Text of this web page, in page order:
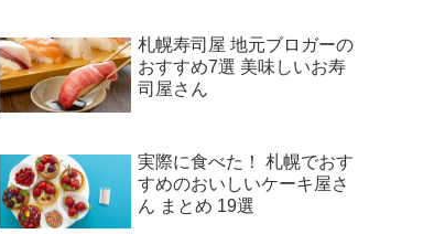
札幌寿司屋 地元ブロガーの
おすすめ7選 美味しいお寿
司屋さん
実際に食べた！ 札幌でおす
すめのおいしいケーキ屋さ
ん まとめ 19選